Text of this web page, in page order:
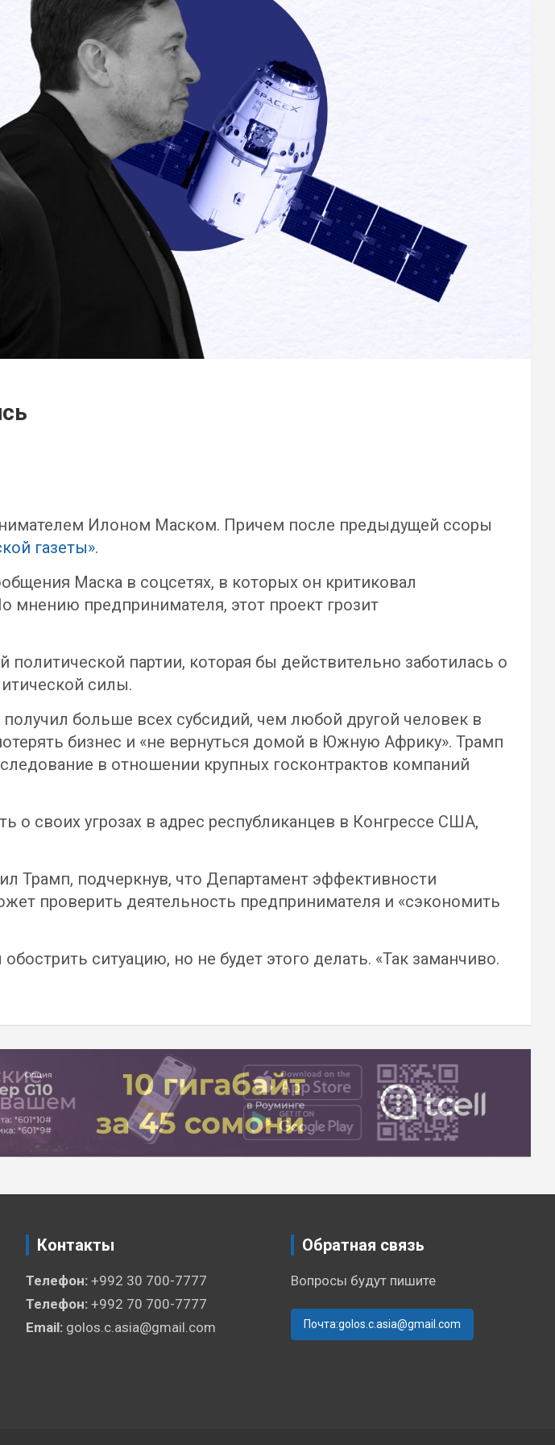
Илоном Маском. Причем после предыдущей ссоры
газеты».
Маска в соцсетях, в которых он критиковал
мнению предпринимателя, этот проект грозит
партии, которая бы действительно заботилась о
силы.
больше всех субсидий, чем любой другой человек в
бизнес и «не вернуться домой в Южную Африку». Трамп
в отношении крупных госконтрактов компаний
своих угрозах в адрес республиканцев в Конгрессе США,
Трамп, подчеркнув, что Департамент эффективности
проверить деятельность предпринимателя и «сэкономить
ситуацию, но не будет этого делать. «Так заманчиво.
Контакты
Телефон: +992 30 700-7777
Телефон: +992 70 700-7777
Email: golos.c.asia@gmail.com
Обратная связь
Вопросы будут пишите
Почта:golos.c.asia@gmail.com